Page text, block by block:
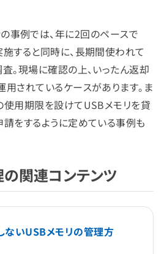
事例では、年に2回のペースで
すると同時に、長期間使われて
。現場に確認の上、いったん返却
用されているケースがあります。ま
使用期限を設けてUSBメモリを貸
請をするように定めている事例も
関連コンテンツ
ないUSBメモリの管理方